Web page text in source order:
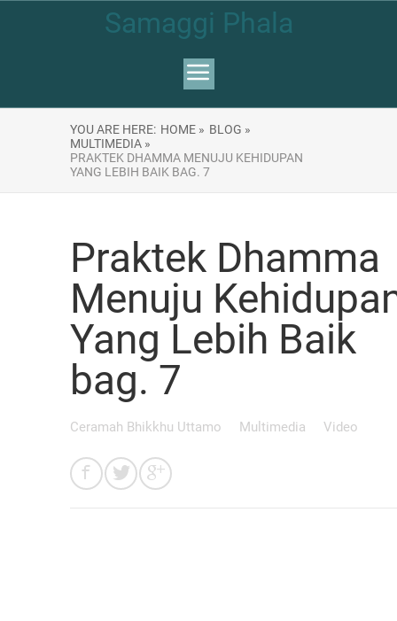
Samaggi Phala
YOU ARE HERE: HOME » BLOG »
MULTIMEDIA »
PRAKTEK DHAMMA MENUJU KEHIDUPAN
YANG LEBIH BAIK BAG. 7
Praktek Dhamma
Menuju
Yang Lebih Baik
bag. 7
Ceramah Bhikkhu Uttamo Multimedia Video